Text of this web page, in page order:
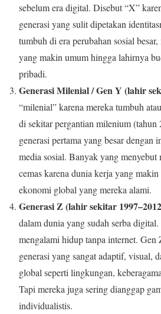
sebelum era digital. Disebut “X”
generasi yang sulit dipetakan
tumbuh di era perubahan sosial
yang makin umum hingga lahirnya
pribadi.
Generasi Milenial / Gen Y (lahir
“milenial” karena mereka tumbuh
di sekitar pergantian milenium (tahun
generasi pertama yang besar dengan
media sosial. Banyak yang menyebut
cemas karena dunia kerja yang
ekonomi global yang mereka alami.
Generasi Z (lahir sekitar
dalam dunia yang sudah serba
mengalami hidup tanpa internet. Gen
generasi yang sangat adaptif, visual,
global seperti lingkungan,
Tapi mereka juga sering dianggap
individualistis.